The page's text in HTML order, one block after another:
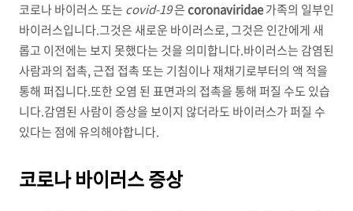
코로나 바이러스 또는 covid-19은coronaviridae가족의 일부인
바이러스입니다.그것은 새로운 바이러스로, 그것은 인간에게 새
롭고 이전에는 보지 못했다는 것을 의미합니다.바이러스는 감염된
사람과의 접촉, 근접 접촉 또는 기침이나 재채기로부터의 액 적을
통해 퍼집니다.또한 오염 된 표면과의 접촉을 통해 퍼질 수도 있습
니다.감염된 사람이 증상을 보이지 않더라도 바이러스가 퍼질 수
있다는 점에 유의해야합니다.
코로나 바이러스 증상